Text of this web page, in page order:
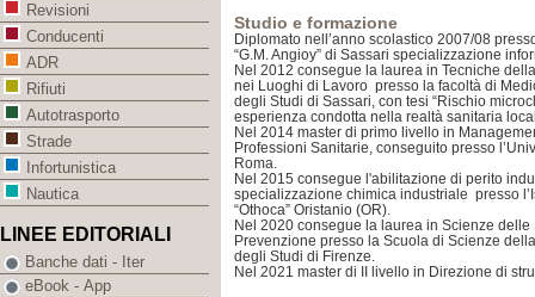
Studio e formazione
Diplomato nell’anno scolastico 2007/08
“G.M. Angioy” di Sassari specializzazione
Nel 2012 consegue la laurea in Tecniche
nei Luoghi di Lavoro presso la facoltà di
degli Studi di Sassari, con tesi “Rischio
esperienza condotta nella realtà sanitaria
Nel 2014 master di primo livello in
Professioni Sanitarie, conseguito presso
Roma.
Nel 2015 consegue l'abilitazione di perito
specializzazione chimica industriale presso
“Othoca” Oristanio (OR).
Nel 2020 consegue la laurea in Scienze
Prevenzione presso la Scuola di Scienze
degli Studi di Firenze.
Nel 2021 master di II livello in Direzione di
Revisioni
Conducenti
ADR
Rifiuti
Autotrasporto
Strade
Infortunistica
Nautica
LINEE EDITORIALI
Banche dati - Iter
eBook - App